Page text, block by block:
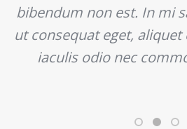
bibendum non est. In mi
ut consequat eget, aliquet
iaculis odio nec